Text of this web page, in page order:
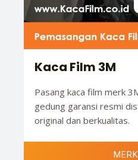
Kaca Film 3M
Pasang kaca film merk
gedung garansi resmi
original dan berkualitas.